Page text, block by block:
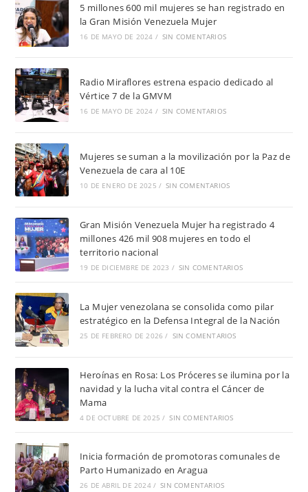
5 millones 600 mil mujeres se han registrado en
la Gran Misión Venezuela Mujer
16 DE MAYO DE 2024 / SIN COMENTARIOS
Radio Miraflores estrena espacio dedicado al
Vértice 7 de la GMVM
16 DE MAYO DE 2024 / SIN COMENTARIOS
Mujeres se suman a la movilización por la Paz de
Venezuela de cara al 10E
10 DE ENERO DE 2025 / SIN COMENTARIOS
Gran Misión Venezuela Mujer ha registrado 4
millones 426 mil 908 mujeres en todo el
territorio nacional
19 DE DICIEMBRE DE 2023 / SIN COMENTARIOS
La Mujer venezolana se consolida como pilar
estratégico en la Defensa Integral de la Nación
25 DE FEBRERO DE 2026 / SIN COMENTARIOS
Heroínas en Rosa: Los Próceres se ilumina por la
navidad y la lucha vital contra el Cáncer de
Mama
4 DE OCTUBRE DE 2025 / SIN COMENTARIOS
Inicia formación de promotoras comunales de
Parto Humanizado en Aragua
26 DE ABRIL DE 2024 / SIN COMENTARIOS